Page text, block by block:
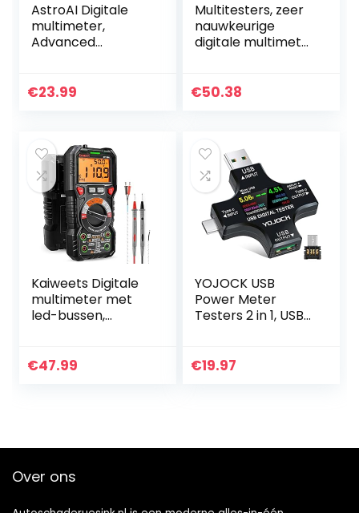
AstroAI Digitale
multimeter,
Advanced
AC/DC stroom,
€23.99
Multitesters, zeer
nauwkeurige
digitale multimeter
componenten
€50.38
Kaiweets Digitale
multimeter met
led-bussen,
600 V True RMS
€47.99
YOJOCK USB
Power Meter
Testers 2 in 1, USB
32V 0-5.1A Type C
€19.97
Over ons